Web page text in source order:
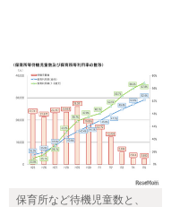
保育所など待機児童数と、